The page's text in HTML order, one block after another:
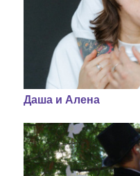
Даша и Алена